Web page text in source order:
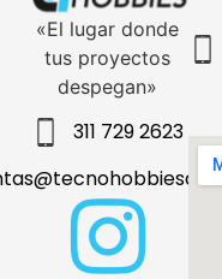
«El lugar donde
tus proyectos
despegan»
311 729 2623